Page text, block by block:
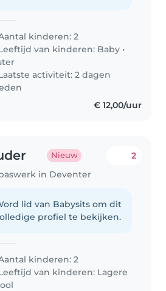
kinderen: 2
van kinderen: Baby •
activiteit: 2 dagen
€ 12,00/uur
Nieuw
in Deventer
2
lid van Babysits om dit
profiel te bekijken.
kinderen: 2
van kinderen: Lagere